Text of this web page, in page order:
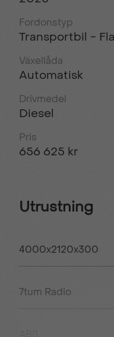
Fordonstyp
Transportbil -
Växellåda
Automatisk
Drivmedel
Diesel
Pris
656 625 kr
Utrustning
4000x2120x300
7tum Radio